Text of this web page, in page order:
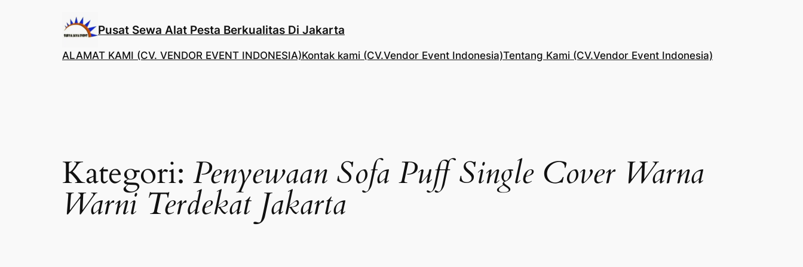
Pusat Sewa Alat Pesta Berkualitas Di Jakarta
ALAMAT KAMI (CV. VENDOR EVENT INDONESIA)Kontak kami (CV.Vendor Event Indonesia)Tentang Kami (CV.Vendor Event Indonesia)
Kategori: Penyewaan Sofa Puff Single Cover Warna
Warni Terdekat Jakarta